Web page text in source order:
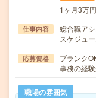
1ヶ月3万
仕事内容
総合職ア
スケジュ
応募資格
ブランク
事務の経
職場の雰囲気